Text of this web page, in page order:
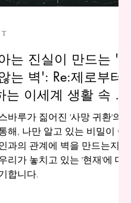
는 진실이 만드는 '보
는 벽': Re:제로부터
는 이세계 생활 속 고
하여
바루가 짊어진 '사망 귀환'의
해, 나만 알고 있는 비밀이 어
과의 관계에 벽을 만드는지,
리가 놓치고 있는 '현재'에 대
합니다.
T